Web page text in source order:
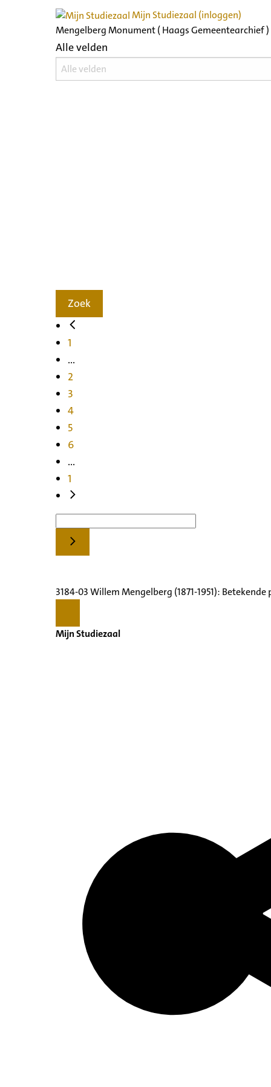
Mijn Studiezaal (inloggen)
Mengelberg Monument ( Haags Gemeentearchief )
Alle velden
Zoek
1
...
2
3
4
5
6
...
1
3184-03 Willem Mengelberg (1871-1951):
Mijn Studiezaal